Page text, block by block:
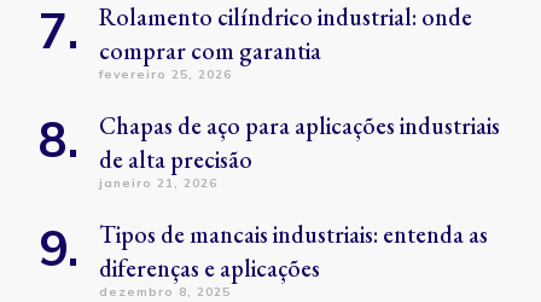
Rolamento cilíndrico industrial: onde
comprar com garantia
fevereiro 25, 2026
Chapas de aço para aplicações industriais
de alta precisão
janeiro 21, 2026
Tipos de mancais industriais: entenda as
diferenças e aplicações
dezembro 8, 2025